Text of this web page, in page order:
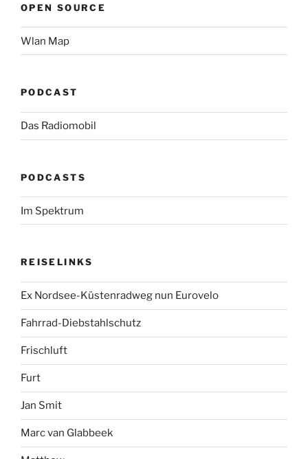
OPEN SOURCE
Wlan Map
PODCAST
Das Radiomobil
PODCASTS
Im Spektrum
REISELINKS
Ex Nordsee-Küstenradweg nun Eurovelo
Fahrrad-Diebstahlschutz
Frischluft
Furt
Jan Smit
Marc van Glabbeek